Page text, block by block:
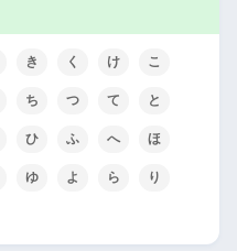
き く け こ
ち つ て と
ひ ふ へ ほ
ゆ よ ら り